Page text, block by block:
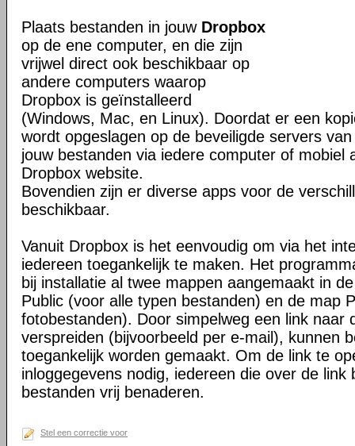
Plaats bestanden in jouw Dropbox
op de ene computer, en die zijn
vrijwel direct ook beschikbaar op
andere computers waarop
Dropbox is geïnstalleerd
(Windows, Mac, en Linux). Doordat er een
wordt opgeslagen op de beveiligde servers
jouw bestanden via iedere computer of mobiel
Dropbox website.
Bovendien zijn er diverse apps voor de
beschikbaar.
Vanuit Dropbox is het eenvoudig om via het
iedereen toegankelijk te maken. Het
bij installatie al twee mappen aangemaakt in
Public (voor alle typen bestanden) en de map
fotobestanden). Door simpelweg een link naar
verspreiden (bijvoorbeeld per e-mail), kunnen
toegankelijk worden gemaakt. Om de link te
inloggegevens nodig, iedereen die over de link
bestanden vrij benaderen.
Stel een correctie voor